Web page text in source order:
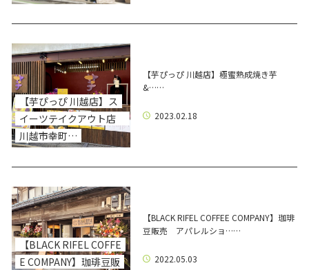
【芋ぴっぴ 川越店】ス
イーツテイクアウト店
川越市幸町…
【芋ぴっぴ 川越店】極蜜熟成焼き芋
&……
2023.02.18
【BLACK RIFEL COFFE
E COMPANY】珈琲豆販
【BLACK RIFEL COFFEE COMPANY】珈琲
豆販売 アパレルショ……
2022.05.03